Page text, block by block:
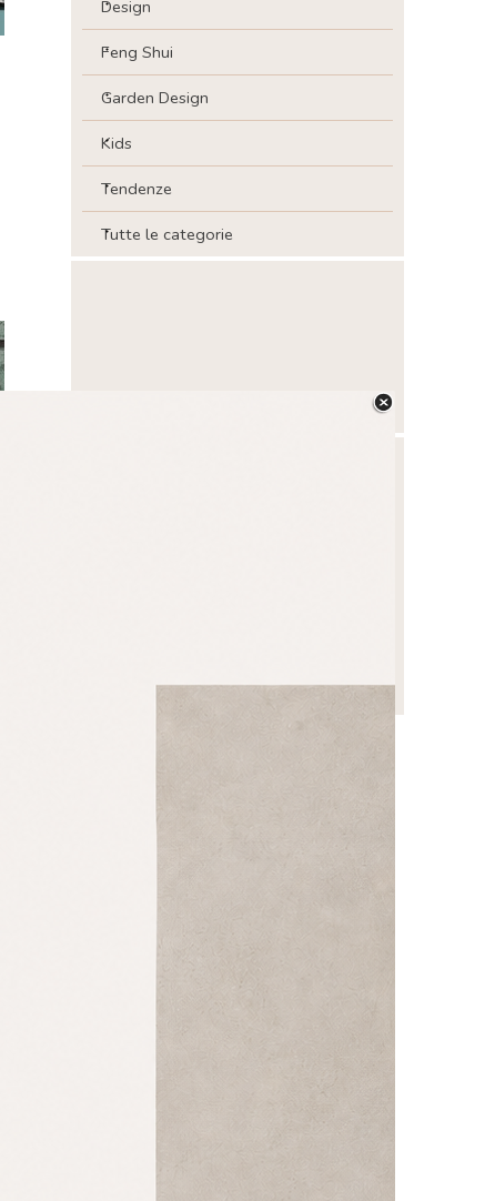
Design
Feng Shui
Garden Design
Kids
Tendenze
Tutte le categorie